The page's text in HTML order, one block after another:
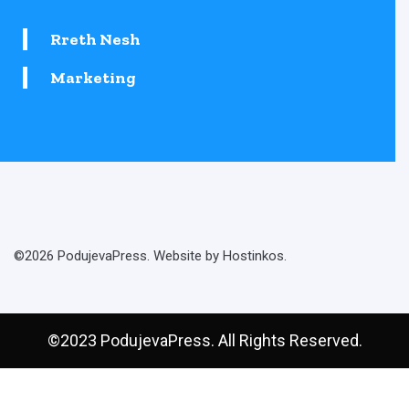
Rreth Nesh
Marketing
©2026 PodujevaPress. Website by Hostinkos.
©2023 PodujevaPress. All Rights Reserved.